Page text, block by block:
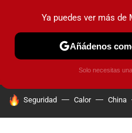
PRUEBAS COCHES
HOY SE HABLA DE
Seguridad Calor China
Ya puedes ver más
Añádenos
Solo necesitas